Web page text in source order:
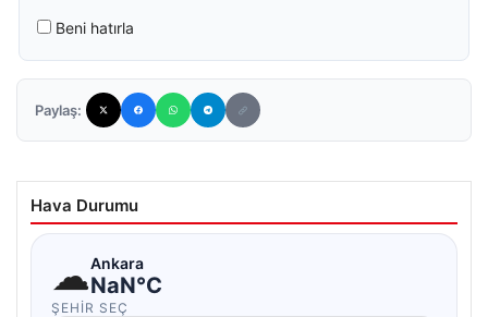
Beni hatırla
Paylaş:
Hava Durumu
☁Ankara
NaN°C
ŞEHIR SEÇ